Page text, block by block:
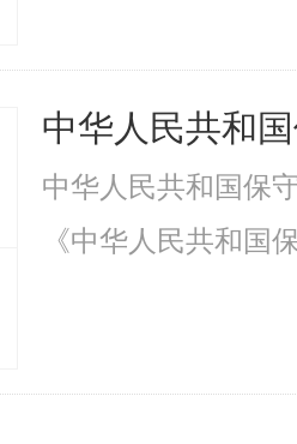
中华人民共和
中华人民共和国保
《中华人民共和